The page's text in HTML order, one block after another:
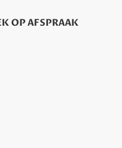
OP AFSPRAAK